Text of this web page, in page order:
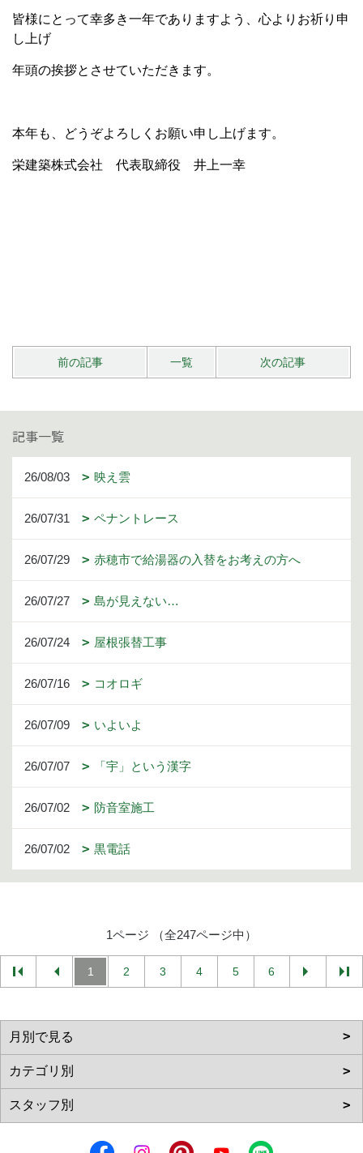
皆様にとって幸多き一年でありますよう、心よりお祈り申
し上げ
年頭の挨拶とさせていただきます。
本年も、どうぞよろしくお願い申し上げます。
栄建築株式会社 代表取締役 井上一幸
前の記事 一覧 次の記事
記事一覧
26/08/03 映え雲
26/07/31 ペナントレース
26/07/29 赤穂市で給湯器の入替をお考えの方へ
26/07/27 島が見えない…
26/07/24 屋根張替工事
26/07/16 コオロギ
26/07/09 いよいよ
26/07/07 「宇」という漢字
26/07/02 防音室施工
26/07/02 黒電話
1ページ （全247ページ中）
1 2 3 4 5 6